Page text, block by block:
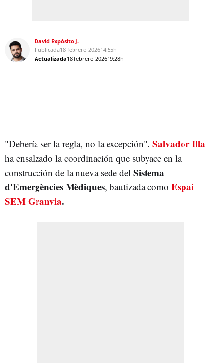
David Expósito J.
Publicada18 febrero 202614:55h
Actualizada18 febrero 202619:28h
"Debería ser la regla, no la excepción". Salvador Illa
ha ensalzado la coordinación que subyace en la
construcción de la nueva sede del Sistema
d'Emergències Mèdiques, bautizada como Espai
SEM Granvia.